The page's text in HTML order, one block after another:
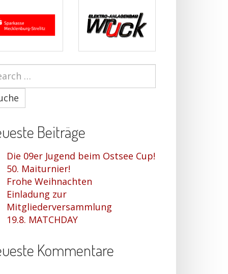
Beiträge
Die 09er Jugend beim Ostsee Cup!
50. Maiturnier!
Frohe Weihnachten
Einladung zur
Mitgliederversammlung
19.8. MATCHDAY
Kommentare